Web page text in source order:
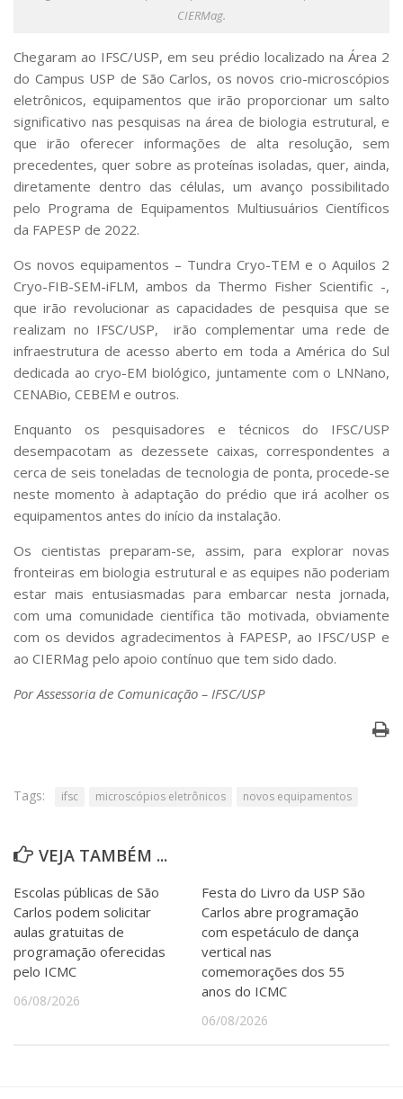
Apoio ao Estudante
Segurança, Trânsito e Prevenção
RH, Administrativo e Financeiro
Outros serviços
Comunicação
Assessorias e Mídias
Aplicativos e Sites
Jornal da USP
Agenda de Eventos
Defesa de Teses
CIERMag.
Chegaram ao IFSC/USP, em seu prédio localizado na Área 2
do Campus USP de São Carlos, os novos crio-microscópios
eletrônicos, equipamentos que irão proporcionar um salto
significativo nas pesquisas na área de biologia estrutural, e
que irão oferecer informações de alta resolução, sem
precedentes, quer sobre as proteínas isoladas, quer, ainda,
diretamente dentro das células, um avanço possibilitado
pelo Programa de Equipamentos Multiusuários Científicos
da FAPESP de 2022.
Os novos equipamentos – Tundra Cryo-TEM e o Aquilos 2
Cryo-FIB-SEM-iFLM, ambos da Thermo Fisher Scientific -,
que irão revolucionar as capacidades de pesquisa que se
realizam no IFSC/USP, irão complementar uma rede de
infraestrutura de acesso aberto em toda a América do Sul
dedicada ao cryo-EM biológico, juntamente com o LNNano,
CENABio, CEBEM e outros.
Enquanto os pesquisadores e técnicos do IFSC/USP
desempacotam as dezessete caixas, correspondentes a
cerca de seis toneladas de tecnologia de ponta, procede-se
neste momento à adaptação do prédio que irá acolher os
equipamentos antes do início da instalação.
Os cientistas preparam-se, assim, para explorar novas
fronteiras em biologia estrutural e as equipes não poderiam
estar mais entusiasmadas para embarcar nesta jornada,
com uma comunidade científica tão motivada, obviamente
com os devidos agradecimentos à FAPESP, ao IFSC/USP e
ao CIERMag pelo apoio contínuo que tem sido dado.
Por Assessoria de Comunicação – IFSC/USP
Tags: ifsc microscópios eletrônicos novos equipamentos
VEJA TAMBÉM ...
Escolas públicas de São
Carlos podem solicitar
aulas gratuitas de
programação oferecidas
pelo ICMC
06/08/2026
Festa do Livro da USP São
Carlos abre programação
com espetáculo de dança
vertical nas
comemorações dos 55
anos do ICMC
06/08/2026